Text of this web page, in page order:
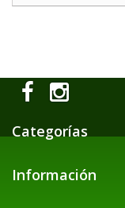
Categorías
Información